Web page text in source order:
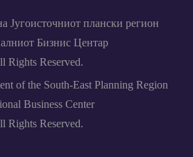
Југоисточниот плански регион
Бизнис Центар
Rights Reserved.
of the South-East Planning Region
Business Center
Rights Reserved.